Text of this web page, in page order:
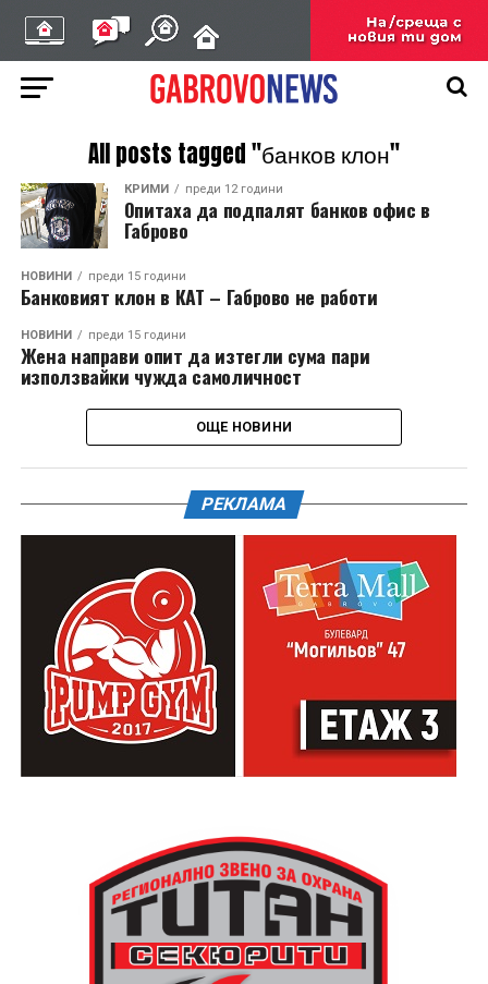
All posts tagged "банков клон"
КРИМИ преди 12 години
Опитаха да подпалят банков офис в
Габрово
НОВИНИ преди 15 години
Банковият клон в КАТ – Габрово не работи
НОВИНИ преди 15 години
Жена направи опит да изтегли сума пари
използвайки чужда самоличност
ОЩЕ НОВИНИ
РЕКЛАМА